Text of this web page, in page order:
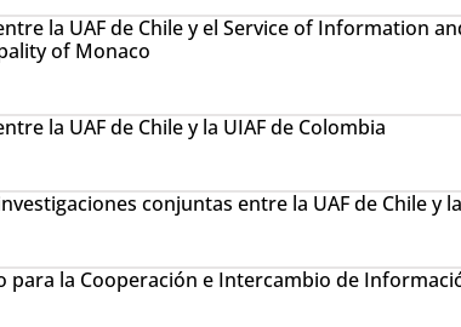
la UAF de Chile y el Service of Information
of Monaco
la UAF de Chile y la UIAF de Colombia
conjuntas entre la UAF de Chile y
la Cooperación e Intercambio de